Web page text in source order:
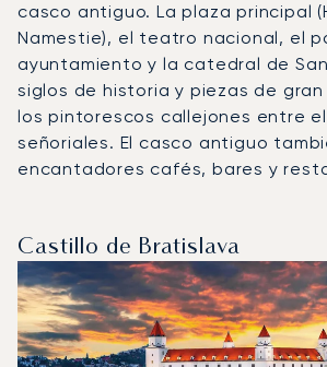
casco antiguo. La plaza principal
Namestie), el teatro nacional, el
ayuntamiento y la catedral de
siglos de historia y piezas de gran
los pintorescos callejones entre
señoriales. El casco antiguo
encantadores cafés, bares y
Castillo de Bratislava